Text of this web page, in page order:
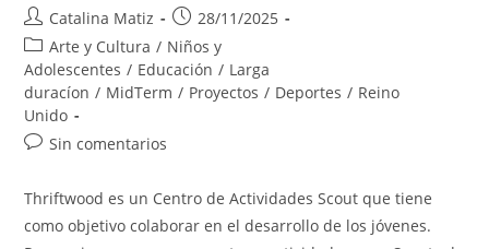
Autor
de
la
entrada:
Catalina Matiz
Publicación
de
la
entrada:
28/11/2025
Categoría
de
la
entrada:
Arte y Cultura / Niños y
Adolescentes / Educación / Larga
duracíon / MidTerm / Proyectos / Deportes / Reino
Unido
Comentarios
la
entrada:
Sin comentarios
Thriftwood es un Centro de Actividades Scout que tiene
como objetivo colaborar en el desarrollo de los jóvenes.